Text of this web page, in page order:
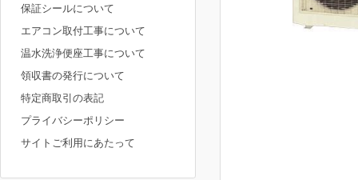
保証シールについて
エアコン取付工事について
温水洗浄便座工事について
領収書の発行について
特定商取引の表記
プライバシーポリシー
サイトご利用にあたって